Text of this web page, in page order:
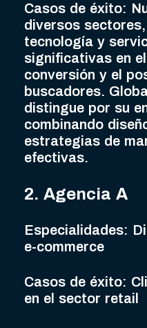
Casos de éxito:
diversos
tecnología y
significativas en
conversión y el
buscadores.
distingue por su
combinando
estrategias de
efectivas.
2. Agencia A
Especialidades:
e-commerce
Casos de éxito:
en el sector retail